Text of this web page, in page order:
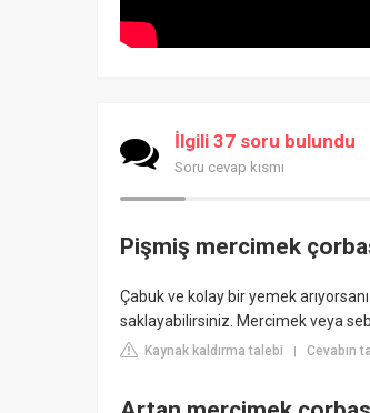
İlgili 37 soru bulundu
Soru cevap kısmı
Pişmiş mercimek
Çabuk ve kolay bir yemek
saklayabilirsiniz. Mercimek veya
Kaynak kaldırma talebi | Cevabın